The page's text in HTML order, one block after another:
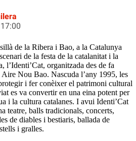
de la Ribera i Bao, a la Catalunya
de la festa de la catalanitat i la
l’Identi’Cat, organitzada des de fa
Aire Nou Bao. Nascuda l’any 1995, les
i fer conèixer el patrimoni cultural
es va convertir en una eina potent per
i la cultura catalanes. I avui Identi’Cat
teatre, balls tradicionals, concerts,
de diables i bestiaris, ballada de
i gralles.